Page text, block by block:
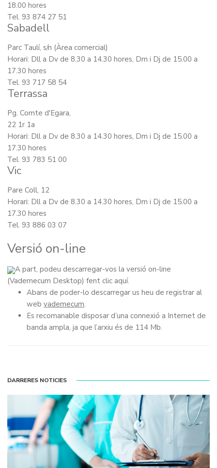
18.00 hores
Tel. 93 874 27 51
Sabadell
Parc Taulí, s/n (Àrea comercial)
Horari: Dll a Dv de 8.30 a 14.30 hores, Dm i Dj de 15.00 a
17.30 hores
Tel. 93 717 58 54
Terrassa
Pg. Comte d'Egara,
22 1r 1a
Horari: Dll a Dv de 8.30 a 14.30 hores, Dm i Dj de 15.00 a
17.30 hores
Tel. 93 783 51 00
Vic
Pare Coll, 12
Horari: Dll a Dv de 8.30 a 14.30 hores, Dm i Dj de 15.00 a
17.30 hores
Tel. 93 886 03 07
Versió on-line
A part, podeu descarregar-vos la versió on-line
(Vademecum Desktop) fent clic aquí.
Abans de poder-lo descarregar us heu de registrar al
web vademecum.
Es recomanable disposar d’una connexió a Internet de
banda ampla, ja que l’arxiu és de 114 Mb.
DARRERES NOTICIES